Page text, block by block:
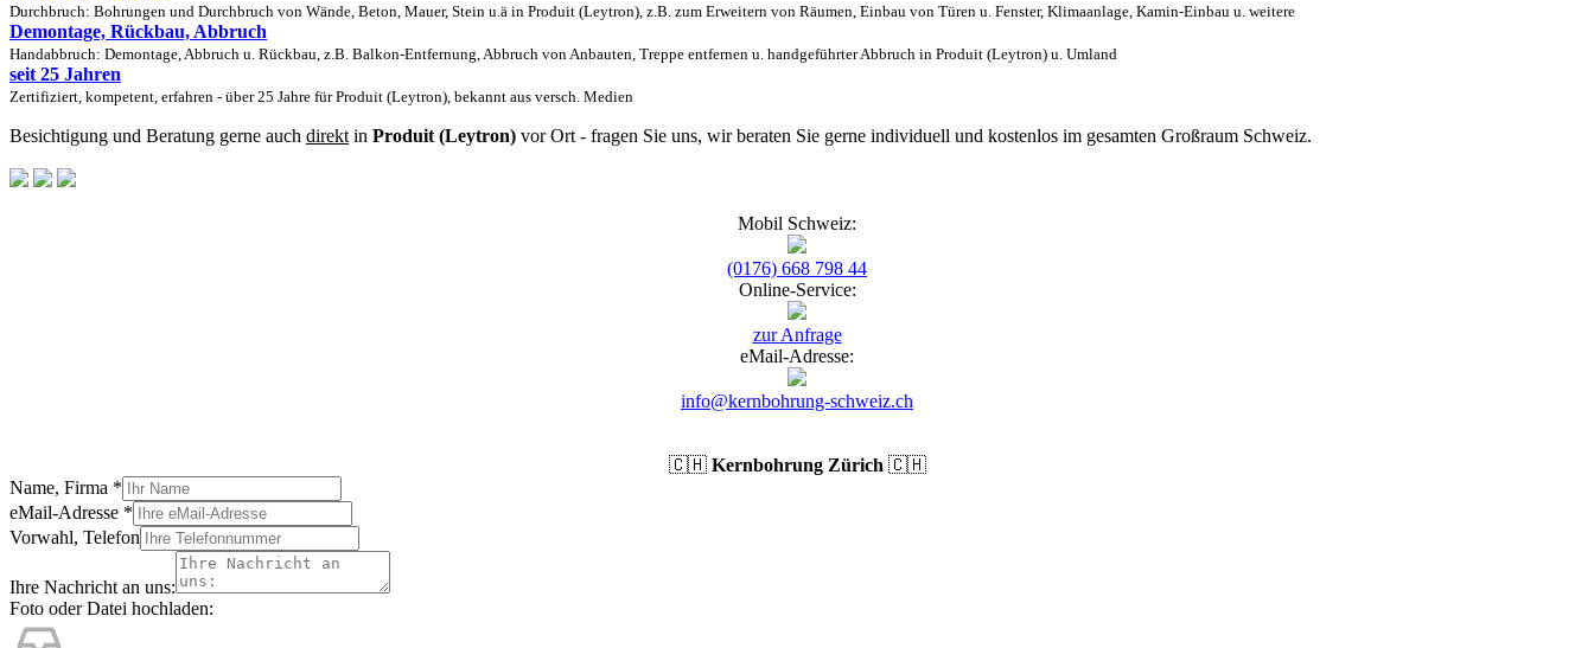
Durchbruch: Bohrungen und Durchbruch von Wände, Beton, Mauer, Stein u.ä in Produit (Leytron), z.B. zum Erweitern von Räumen, Einbau von Türen u. Fenster, Klimaanlage, Kamin-Einbau u. weitere
Demontage, Rückbau, Abbruch
Handabbruch: Demontage, Abbruch u. Rückbau, z.B. Balkon-Entfernung, Abbruch von Anbauten, Treppe entfernen u. handgeführter Abbruch in Produit (Leytron) u. Umland
seit 25 Jahren
Zertifiziert, kompetent, erfahren - über 25 Jahre für Produit (Leytron), bekannt aus versch. Medien
Besichtigung und Beratung gerne auch direkt in Produit (Leytron) vor Ort - fragen Sie uns, wir beraten Sie gerne individuell und kostenlos im gesamten Großraum Schweiz.
Mobil Schweiz:
(0176) 668 798 44
Online-Service:
zur Anfrage
eMail-Adresse:
info@kernbohrung-schweiz.ch
🇨🇭 Kernbohrung Zürich 🇨🇭
Name, Firma *
eMail-Adresse *
Vorwahl, Telefon
Ihre Nachricht an uns:
Foto oder Datei hochladen: